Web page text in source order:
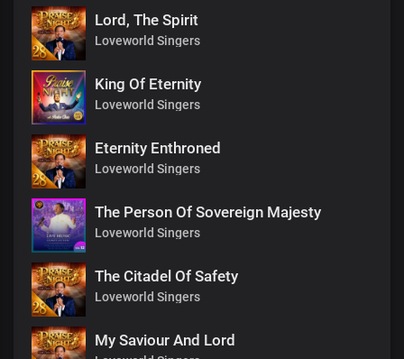
Lord, The Spirit
Loveworld Singers
King Of Eternity
Loveworld Singers
Eternity Enthroned
Loveworld Singers
The Person Of Sovereign Majesty
Loveworld Singers
The Citadel Of Safety
Loveworld Singers
My Saviour And Lord